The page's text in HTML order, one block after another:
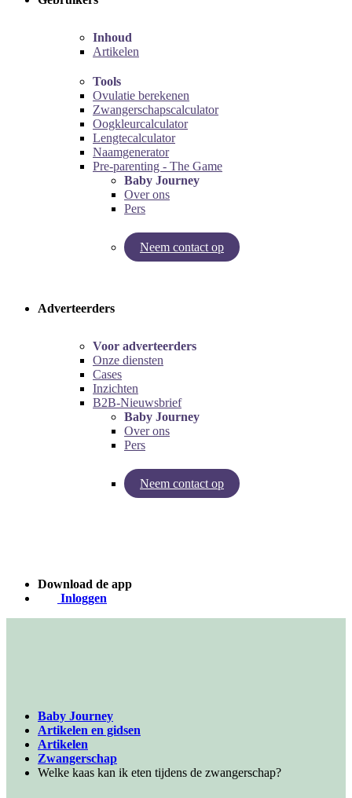
Inhoud
Artikelen
Tools
Ovulatie berekenen
Zwangerschapscalculator
Oogkleurcalculator
Lengtecalculator
Naamgenerator
Pre-parenting - The Game
Baby Journey
Over ons
Pers
Neem contact op
Try our pregnancy calculator!
Adverteerders
Voor adverteerders
Onze diensten
Cases
Inzichten
B2B-Nieuwsbrief
Baby Journey
Over ons
Pers
Neem contact op
Inzichten van Baby Journey
Download de app
Inloggen
Baby Journey
Artikelen en gidsen
Artikelen
Zwangerschap
Welke kaas kan ik eten tijdens de zwangerschap?